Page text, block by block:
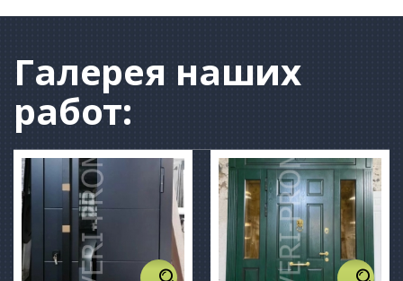
Галерея наших
работ: